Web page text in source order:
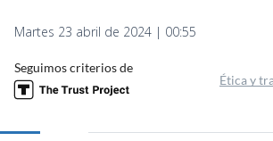
Martes 23 abril de 2024 | 00:55
Seguimos criterios de
Ética y